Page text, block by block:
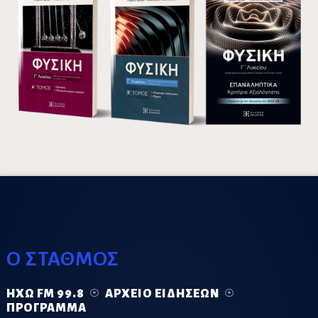
Ο ΣΤΑΘΜΟΣ
ΗΧΏ FM 99.8
ΑΡΧΕΊΟ ΕΙΔΉΣΕΩΝ
ΠΡΌΓΡΑΜΜΑ